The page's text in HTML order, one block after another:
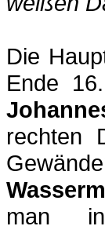
Die
Ende
rechten
man in